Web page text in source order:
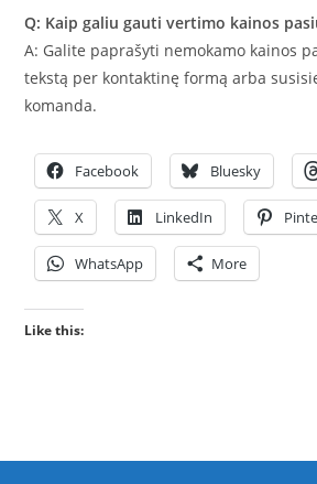
Q: Kaip galiu gauti vertimo kainos
A: Galite paprašyti nemokamo kainos
tekstą per kontaktinę formą arba
komanda.
Facebook Bluesky
X LinkedIn
WhatsApp More
Like this: